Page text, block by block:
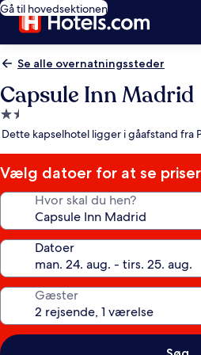
Gå til hovedsektionen
Se alle overnatningssteder
Capsule Inn Madrid
1.5-
stjernet
Dette kapselhotel ligger i gåafstand fra
Vælg datoer for at se priser
Hvor skal du hen?
Datoer
Gæster